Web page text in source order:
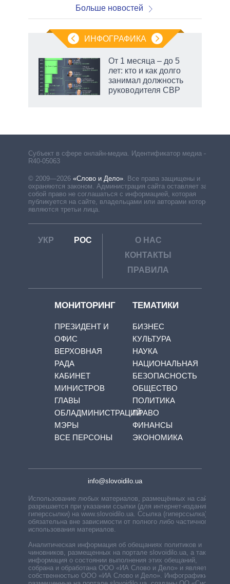
Больше новостей
ИНФОГРАФИКА
От 1 месяца – до 5
лет: кто и как долго
занимал должность
руководителя СВР
Субъект в сфере онлайн-медиа. Идентификатор медиа –
R40-05063
© 2009—2026 «Слово и Дело». Все права защищены и
охраняются законом. Администрация сайта оставляет за
собой право не соглашаться с информацией, которая
публикуется на сайте, владельцами или авторами которой
являются третьи лица.
УКР РОС
О НАС
КОНТАКТЫ
ПРАВИЛА
МОНИТОРИНГ
ПРЕЗИДЕНТ И
ОФИС
ВЕРХОВНАЯ
РАДА
КАБИНЕТ
МИНИСТРОВ
ГЛАВЫ
ОБЛАДМИНИСТРАЦИЙ
МЭРЫ
ВСЕ ПЕРСОНЫ
ТЕМАТИКИ
БИЗНЕС
КУЛЬТУРА
НАУКА
НАЦИОНАЛЬНАЯ
БЕЗОПАСНОСТЬ
ОБЩЕСТВО
ПОЛИТИКА
ПРАВО
ФИНАНСЫ
ЭКОНОМИКА
info@slovoidilo.ua
Использование любых материалов, размещённых на сайте,
разрешается при указании ссылки (для интернет-изданий —
гиперссылки) на www.slovoidilo.ua. Ссылка (гиперссылка)
обязательна вне зависимости от полного либо частичного
использования материалов.
Аналитическая информация об обещаниях политиков и
чиновников, размещенных на портале slovoidilo.ua, а также
информация о состоянии выполнения этих обещаний,
собрана и обработана ООО «ИА Слово и Дело» и является
собственностью ООО «ИА Слово и Дело». Инфографики,